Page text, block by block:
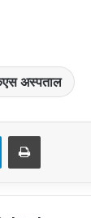
अस्पताल
Telegram